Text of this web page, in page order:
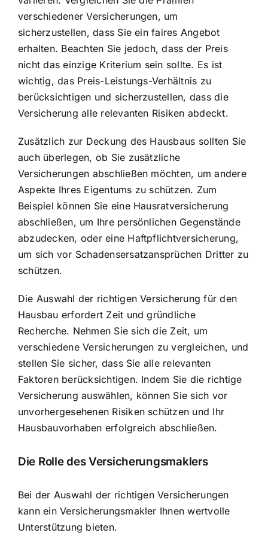
verschiedener Versicherungen, um
sicherzustellen, dass Sie ein faires Angebot
erhalten. Beachten Sie jedoch, dass der Preis
nicht das einzige Kriterium sein sollte. Es ist
wichtig, das Preis-Leistungs-Verhältnis zu
berücksichtigen und sicherzustellen, dass die
Versicherung alle relevanten Risiken abdeckt.
Zusätzlich zur Deckung des Hausbaus sollten Sie
auch überlegen, ob Sie zusätzliche
Versicherungen abschließen möchten, um andere
Aspekte Ihres Eigentums zu schützen. Zum
Beispiel können Sie eine Hausratversicherung
abschließen, um Ihre persönlichen Gegenstände
abzudecken, oder eine Haftpflichtversicherung,
um sich vor Schadensersatzansprüchen Dritter zu
schützen.
Die Auswahl der richtigen Versicherung für den
Hausbau erfordert Zeit und gründliche
Recherche. Nehmen Sie sich die Zeit, um
verschiedene Versicherungen zu vergleichen, und
stellen Sie sicher, dass Sie alle relevanten
Faktoren berücksichtigen. Indem Sie die richtige
Versicherung auswählen, können Sie sich vor
unvorhergesehenen Risiken schützen und Ihr
Hausbauvorhaben erfolgreich abschließen.
Die Rolle des Versicherungsmaklers
Bei der Auswahl der richtigen Versicherungen
kann ein Versicherungsmakler Ihnen wertvolle
Unterstützung bieten.